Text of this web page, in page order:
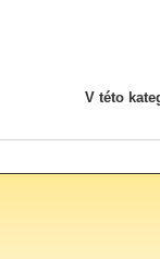
V této